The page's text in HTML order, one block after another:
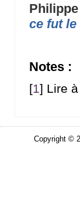
ce fut le
Notes :
[1] Lire
Copyright ©